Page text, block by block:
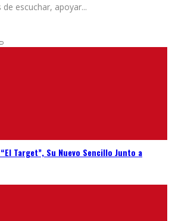
escuchar, apoyar...
Target”, Su Nuevo Sencillo Junto a